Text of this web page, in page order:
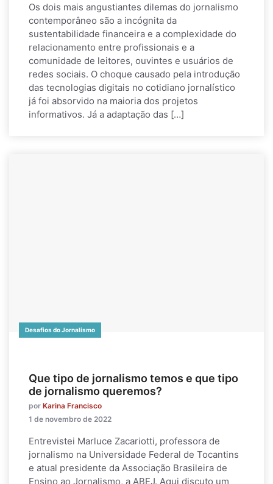
Os dois mais angustiantes dilemas do jornalismo
contemporâneo são a incógnita da
sustentabilidade financeira e a complexidade do
relacionamento entre profissionais e a
comunidade de leitores, ouvintes e usuários de
redes sociais. O choque causado pela introdução
das tecnologias digitais no cotidiano jornalístico
já foi absorvido na maioria dos projetos
informativos. Já a adaptação das […]
Desafios do Jornalismo
Que tipo de jornalismo temos e que tipo
de jornalismo queremos?
por Karina Francisco
1 de novembro de 2022
Entrevistei Marluce Zacariotti, professora de
jornalismo na Universidade Federal de Tocantins
e atual presidente da Associação Brasileira de
Ensino ao Jornalismo, a ABEJ. Aqui discuto um